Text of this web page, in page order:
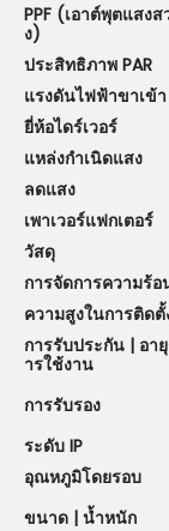
PPF (เอาต์พุตแสงส
ง)
ประสิทธิภาพ PAR
แรงดันไฟฟ้าขาเข้า
ยี่ห้อไดร์เวอร์
แหล่งกำเนิดแสง
ลดแสง
เพาเวอร์แฟกเตอร์
วัสดุ
การจัดการความร้อ
ความสูงในการติดตั้
การรับประกัน | อา
ารใช้งาน
การรับรอง
ระดับ IP
อุณหภูมิโดยรอบ
ขนาด | น้ำหนัก